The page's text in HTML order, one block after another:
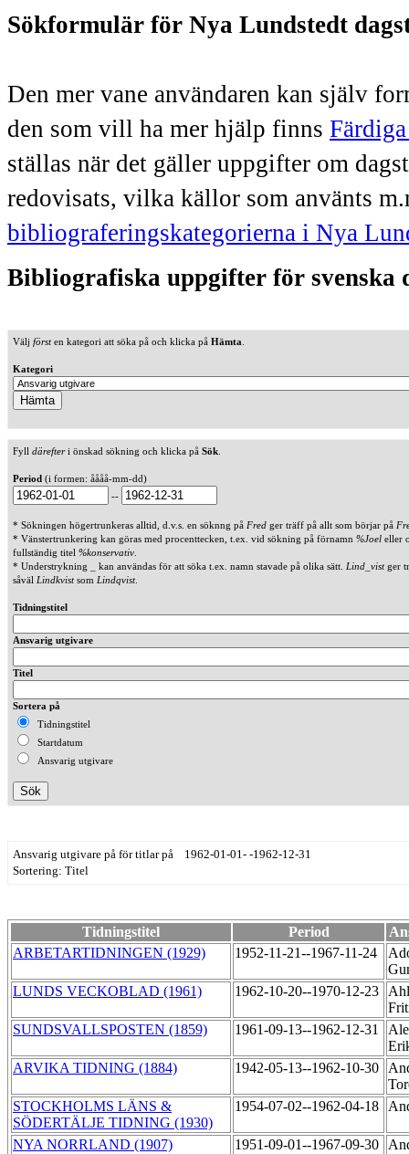
Sökformulär för Nya Lundstedt
Den mer vane användaren kan själv
den som vill ha mer hjälp finns
ställas när det gäller uppgifter om
redovisats, vilka källor som använts
bibliograferingskategorierna i Nya
Bibliografiska uppgifter för svenska
Välj försten kategori att söka på och klicka på Hämta
Kategori
Fyll därefteri önskad sökning och klicka på Sök
Period (i formen: åååå-mm-dd)
--
* Sökningen högertrunkeras alltid, d.v.s. en söknng på Fred ger träff på allt som börjar på
* Vänstertrunkering kan göras med procenttecken, t.ex. vid sökning på förnamn %Joel eller
fullständig titel %konservativ
* Understrykning _ kan användas för att söka t.ex. namn stavade på olika sätt. Lind_vistger
såväl Lindkvistsom Lindqvist.
Tidningstitel
Ansvarig utgivare
Titel
Sortera på
Tidningstitel
Startdatum
Ansvarig utgivare
Ansvarig utgivare på för titlar på 1962-01-01- -1962-12-31
Sortering: Titel
Tidningstitel Period
ARBETARTIDNINGEN (1929)
1952-11-21--1967-11-24
LUNDS VECKOBLAD (1961)
1962-10-20--1970-12-23
SUNDSVALLSPOSTEN (1859)
1961-09-13--1962-12-31
ARVIKA TIDNING (1884)
1942-05-13--1962-10-30
STOCKHOLMS LÄNS &
SÖDERTÄLJE TIDNING (1930)
1954-07-02--1962-04-18
NYA NORRLAND (1907) 1951-09-01--1967-09-30